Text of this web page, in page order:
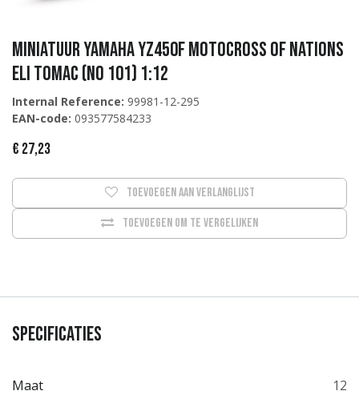
Miniatuur Yamaha YZ450F Motocross of Nations
Eli Tomac (No 101) 1:12
Internal Reference: 99981-12-295
EAN-code: 093577584233
€ 27,23
Toevoegen om te vergelijken
Toevoegen aan verlanglijst
Specificaties
Maat 12